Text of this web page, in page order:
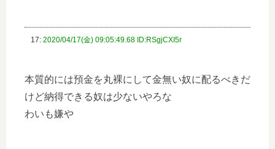
17: 2020/04/17(金) 09:05:49.68 ID:RSgjCXI5r
本質的には預金を丸裸にして金無い奴に配るべきだ
けど納得できる奴は少ないやろな
わいも嫌や